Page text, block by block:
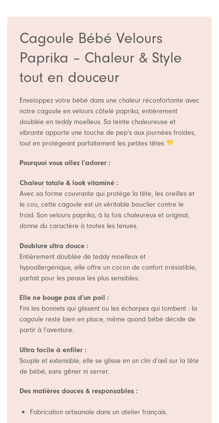
Cagoule Bébé Velours
Paprika – Chaleur & Style
tout en douceur
Enveloppez votre bébé dans une chaleur réconfortante avec
notre cagoule en velours côtelé paprika, entièrement
doublée en teddy moelleux. Sa teinte chaleureuse et
vibrante apporte une touche de pep’s aux journées froides,
tout en protégeant parfaitement les petites têtes
Pourquoi vous allez l’adorer :
Chaleur totale & look vitaminé :
Avec sa forme couvrante qui protège la tête, les oreilles et
le cou, cette cagoule est un véritable bouclier contre le
froid. Son velours paprika, à la fois chaleureux et original,
donne du caractère à toutes les tenues.
Doublure ultra douce :
Entièrement doublée de teddy moelleux et
hypoallergénique, elle offre un cocon de confort irrésistible,
parfait pour les peaux les plus sensibles.
Elle ne bouge pas d’un poil :
Fini les bonnets qui glissent ou les écharpes qui tombent : la
cagoule reste bien en place, même quand bébé décide de
partir à l’aventure.
Ultra facile à enfiler :
Souple et extensible, elle se glisse en un clin d’œil sur la tête
de bébé, sans gêner ni serrer.
Des matières douces & responsables :
Fabrication artisanale dans un atelier français.